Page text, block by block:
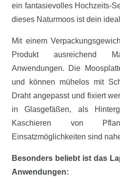
ein fantasievolles Hochzeits-
dieses Naturmoos ist dein
Mit einem
Produkt ausreichend
Anwendungen. Die
und können mühelos mit
Draht angepasst und fixiert
in Glasgefäßen, als
Kaschieren von
Einsatzmöglichkeiten sind
Besonders beliebt ist das
Anwendungen: